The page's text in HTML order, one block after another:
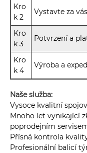
Kro
k 2
Vystavte za
Kro
k 3
Potvrzení a
Kro
k 4
Výroba a
Naše služba:
Vysoce kvalitní
Mnoho let vynikající
poprodejním
Přísná kontrola
Profesionální balicí